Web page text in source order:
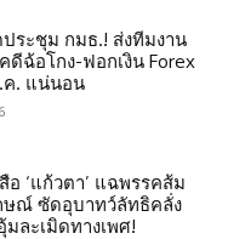
ประชุม กมธ.! ส่งทีมงาน
ดีฉ้อโกง-ฟอกเงิน Forex
ค. แน่นอน
อ ‘แก้วตา’ แฉพรรคส้ม
ษณ์ ซัดอุบาทว์ลัทธิคลั่ง
มละเมิดทางเพศ!